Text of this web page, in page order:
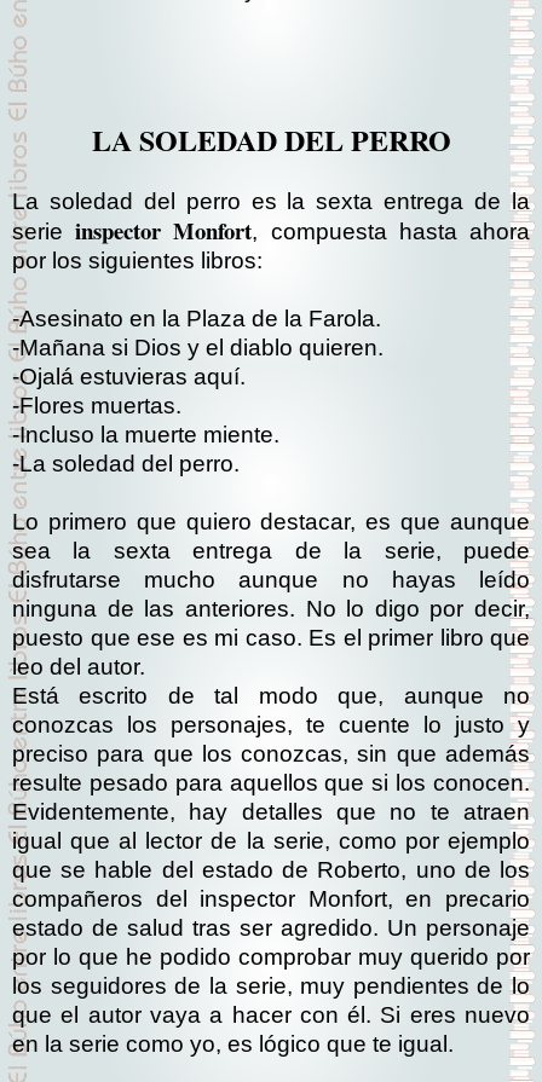
LA SOLEDAD DEL PERRO
La soledad del perro es la sexta entrega de la
serieinspector Monfort, compuesta hasta ahora
por los siguientes libros:
-Asesinato en la Plaza de la Farola.
-Mañana si Dios y el diablo quieren.
-Ojalá estuvieras aquí.
-Flores muertas.
-Incluso la muerte miente.
-La soledad del perro.
Lo primero que quiero destacar, es que aunque
sea la sexta entrega de la serie, puede
disfrutarse mucho aunque no hayas leído
ninguna de las anteriores. No lo digo por decir,
puesto que ese es mi caso. Es el primer libro que
leo del autor.
Está escrito de tal modo que, aunque no
conozcas los personajes, te cuente lo justo y
preciso para que los conozcas, sin que además
resulte pesado para aquellos que si los conocen.
Evidentemente, hay detalles que no te atraen
igual que al lector de la serie, como por ejemplo
que se hable del estado de Roberto, uno de los
compañeros del inspector Monfort, en precario
estado de salud tras ser agredido. Un personaje
por lo que he podido comprobar muy querido por
los seguidores de la serie, muy pendientes de lo
que el autor vaya a hacer con él. Si eres nuevo
en la serie como yo, es lógico que te igual.